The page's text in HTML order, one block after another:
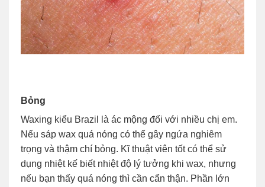
Bỏng
Waxing kiểu Brazil là ác mộng đối với nhiều chị em.
Nếu sáp wax quá nóng có thể gây ngứa nghiêm
trọng và thậm chí bỏng. Kĩ thuật viên tốt có thể sử
dụng nhiệt kế biết nhiệt độ lý tưởng khi wax, nhưng
nếu bạn thấy quá nóng thì cần cẩn thận. Phần lớn